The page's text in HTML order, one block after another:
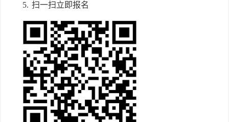
5. 扫一扫立即报名